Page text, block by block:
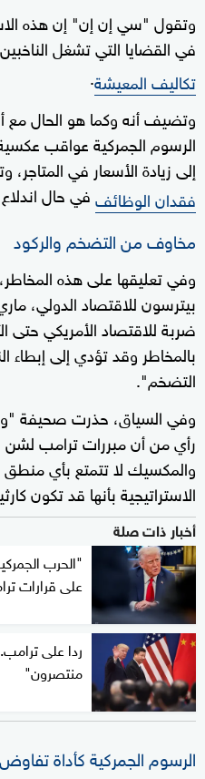
وتقول "سي إن إن" إن هذه
في القضايا التي تشغل
تكاليف المعيشة.
وتضيف أنه وكما هو الحال مع
الرسوم الجمركية عواقب
إلى زيادة الأسعار في
فقدان الوظائففي حال اندلاع
مخاوف من التضخم والركود
وفي تعليقها على هذه
بيترسون للاقتصاد الدولي،
ضربة للاقتصاد الأمريكي
بالمخاطر وقد تؤدي إلى إبطاء
التضخم".
وفي السياق، حذرت صحيفة
رأي من أن مبررات ترامب
والمكسيك لا تتمتع بأي
الاستراتيجية بأنها قد تكون
أخبار ذات صلة
"الحرب
على قرارات
ردا على
منتصرون"
الرسوم الجمركية كأداة تفاوض